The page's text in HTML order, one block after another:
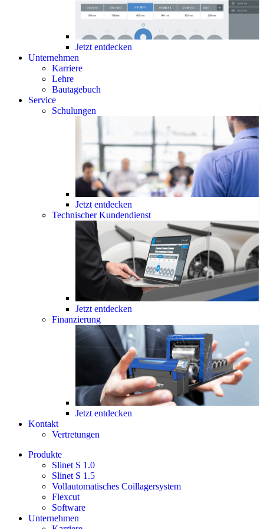
Jetzt entdecken
Unternehmen
Karriere
Lehre
Bautagebuch
Service
Schulungen
Jetzt entdecken
Technischer Kundendienst
Jetzt entdecken
Finanzierung
Jetzt entdecken
Kontakt
Vertretungen
Produkte
Slinet S 1.0
Slinet S 1.5
Vollautomatisches Coillagersystem
Flexcut
Software
Unternehmen